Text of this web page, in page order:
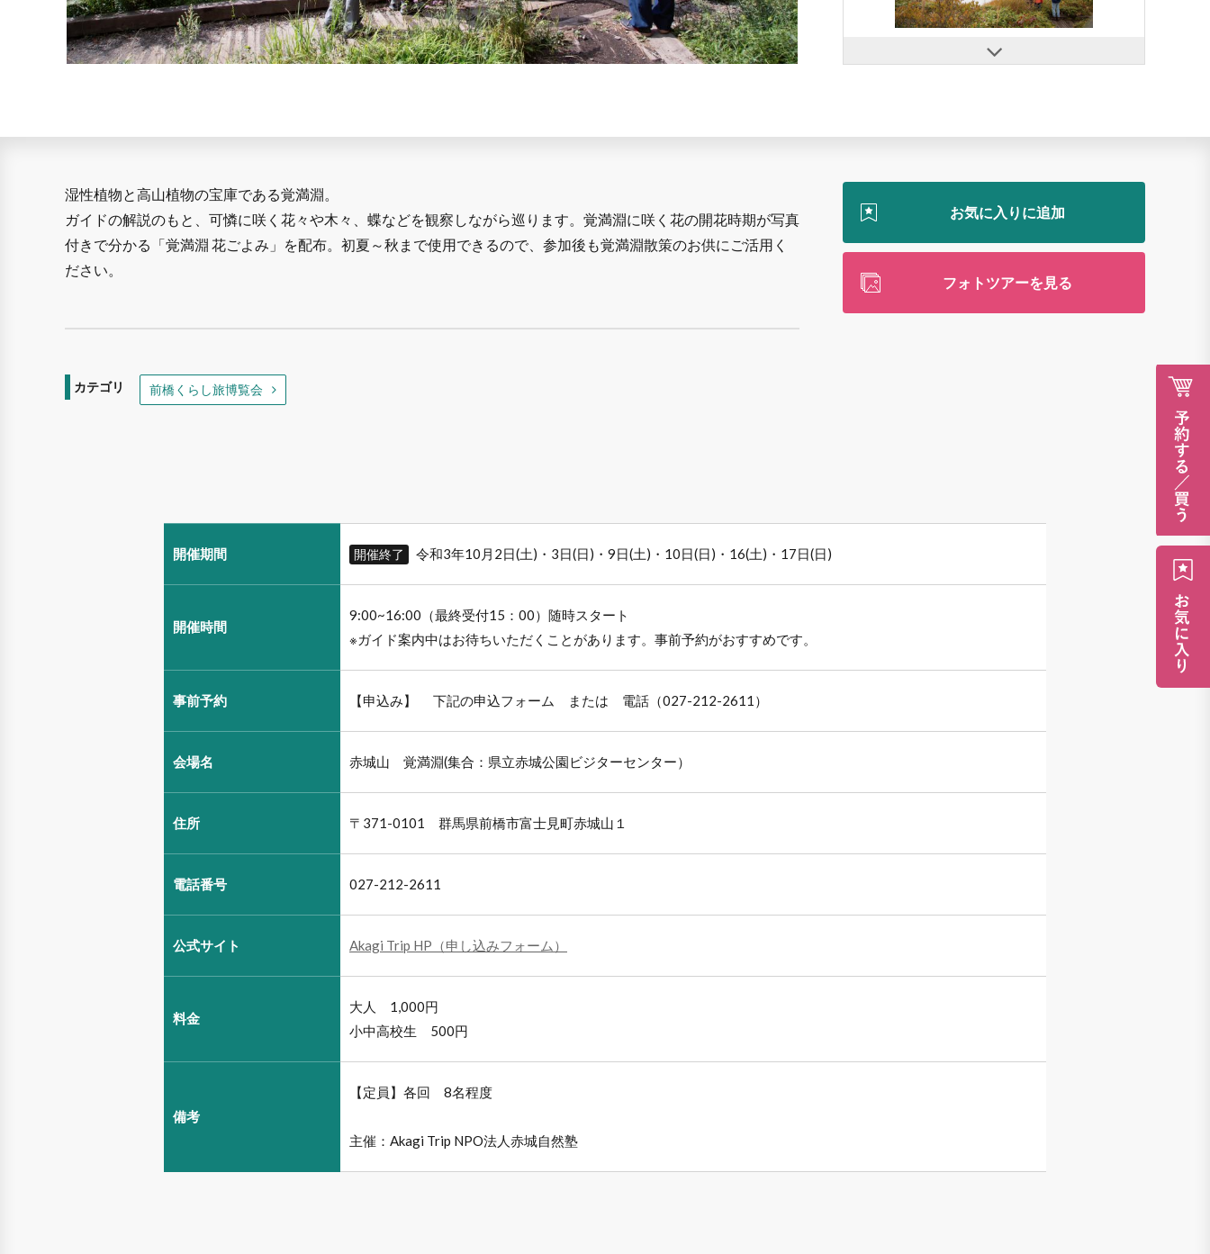
湿性植物と高山植物の宝庫である覚満淵。
ガイドの解説のもと、可憐に咲く花々や木々、蝶などを観察しながら巡ります。覚満淵に咲く花の開花時期が写真
付きで分かる「覚満淵 花ごよみ」を配布。初夏～秋まで使用できるので、参加後も覚満淵散策のお供にご活用く
ださい。
カテゴリ 前橋くらし旅博覧会
フォトツアーを見る
開催期間 開催終了 令和3年10月2日(土)・3日(日)・9日(土)・10日(日)・16(土)・17日(日)
開催時間
9:00~16:00（最終受付15：00）随時スタート
※ガイド案内中はお待ちいただくことがあります。事前予約がおすすめです。
事前予約 【申込み】 下記の申込フォーム または 電話（027-212-2611）
会場名 赤城山 覚満淵(集合：県立赤城公園ビジターセンター）
住所 〒371-0101 群馬県前橋市富士見町赤城山１
電話番号 027-212-2611
公式サイト Akagi Trip HP（申し込みフォーム）
料金
大人 1,000円
小中高校生 500円
備考
【定員】各回 8名程度
主催：Akagi Trip NPO法人赤城自然塾